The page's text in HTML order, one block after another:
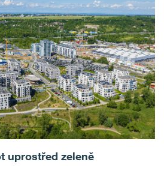
uprostřed zeleně